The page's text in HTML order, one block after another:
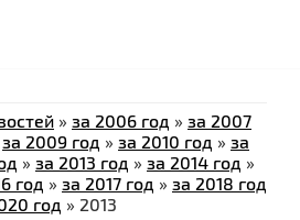
» за 2006 год » за 2007
за 2009 год » за 2010 год » за
» за 2013 год » за 2014 год »
год » за 2017 год » за 2018 год
год » 2013